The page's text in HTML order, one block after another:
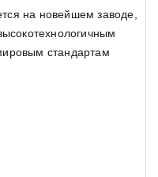
на новейшем заводе,
стандартам